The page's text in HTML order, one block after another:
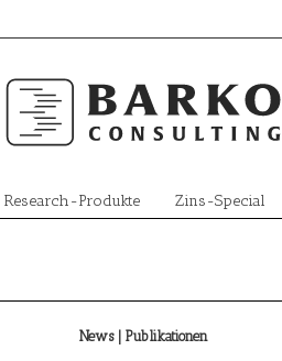
Research-Produkte Zins-Special
News | Publikationen